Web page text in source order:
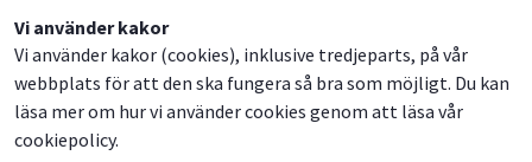
Vi använder kakor
Vi använder kakor (cookies), inklusive tredjeparts, på vår
webbplats för att den ska fungera så bra som möjligt. Du kan
läsa mer om hur vi använder cookies genom att läsa vår
cookiepolicy.
Dela
på
Facebook
Dela
på
Twitter
Dela
på
LinkedIn
Dela
via
email
Besök
oss
på
Facebook